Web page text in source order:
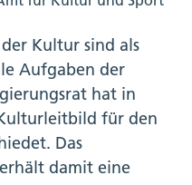
Kultur sind als
Aufgaben der
hat in
für den
Das
damit eine